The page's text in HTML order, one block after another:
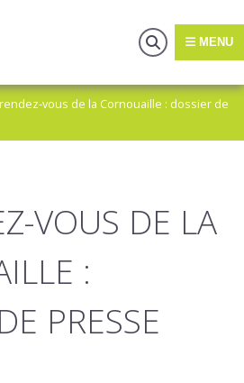
MENU
vous de la Cornouaille : dossier de
VOUS DE LA
:
PRESSE